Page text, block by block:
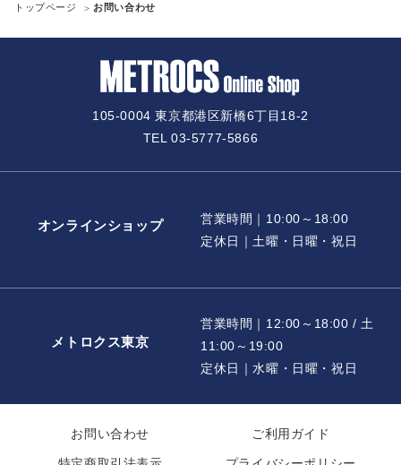
トップページ お問い合わせ
105-0004 東京都港区新橋6丁目18-2
TEL 03-5777-5866
オンラインショップ
営業時間｜10:00～18:00
定休日｜土曜・日曜・祝日
メトロクス東京
営業時間｜12:00～18:00 / 土
11:00～19:00
定休日｜水曜・日曜・祝日
お問い合わせ ご利用ガイド